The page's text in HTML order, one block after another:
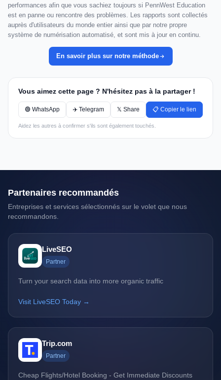
performances afin que vous sachiez toujours si PennWest Education
est en panne ou rencontre des problèmes. Les rapports sont collectés
auprès d'utilisateurs du monde entier ainsi que par notre propre
système de numérisation automatisé, et sont mis à jour en continu.
En savoir plus sur notre méthode
Vous aimez cette page ? N'hésitez pas à la partager !
🟢 WhatsApp ✈️ Telegram 𝕏 Share 📋 Copier le lien
Aidez les autres à confirmer s'ils sont également touchés.
Partenaires recommandés
Entreprises et services sélectionnés sur le volet que nous
recommandons.
LiveSEO
Partner
Turn your search data into more organic traffic
Visit LiveSEO Today →
Trip.com
Partner
Cheap Flights/Hotel Booking - Get Immediate Discounts